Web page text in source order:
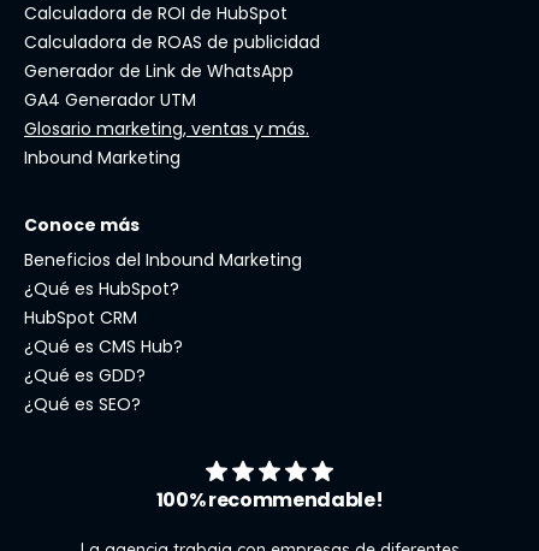
Calculadora de ROI de HubSpot
Calculadora de ROAS de publicidad
Generador de Link de WhatsApp
GA4 Generador UTM
Glosario marketing, ventas y más.
Inbound Marketing
Conoce más
Beneficios del Inbound Marketing
¿Qué es HubSpot?
HubSpot CRM
¿Qué es CMS Hub?
¿Qué es GDD?
¿Qué es SEO?
100% recommendable!